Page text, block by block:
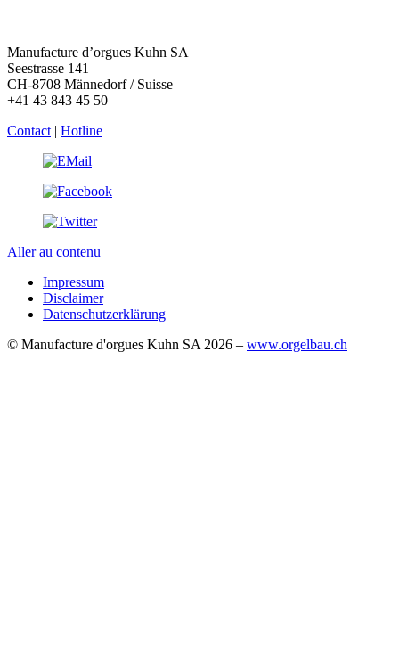
Manufacture d’orgues Kuhn SA
Seestrasse 141
CH-8708 Männedorf / Suisse
+41 43 843 45 50
Contact | Hotline
Aller au contenu
Impressum
Disclaimer
Datenschutzerklärung
© Manufacture d'orgues Kuhn SA 2026 – www.orgelbau.ch